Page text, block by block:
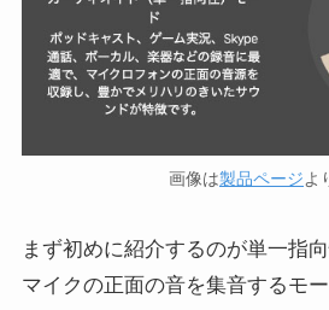
画像は製品ページよ
まず初めに紹介するのが単一指
マイクの正面の音を集音するモ